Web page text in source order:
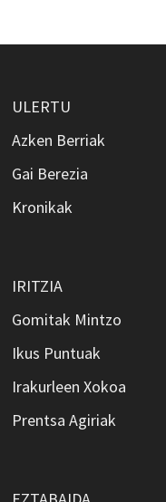
ULERTU
Azken Berriak
Gai Berezia
Kronikak
IRITZIA
Gomitak Mintzo
Ikus Puntuak
Irakurleen Xokoa
Prentsa Agiriak